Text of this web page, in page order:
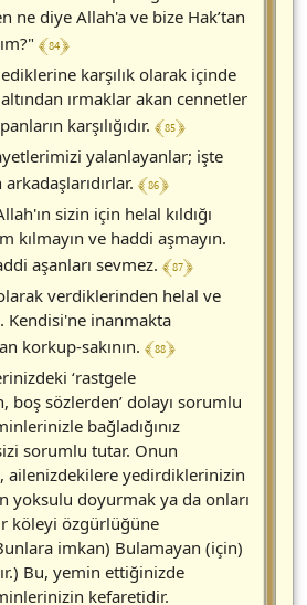
ne diye Allah'a ve bize Hak’tan
﴾ 84 ﴿
karşılık olarak içinde
ırmaklar akan cennetler
karşılığıdır. ﴾ 85 ﴿
yalanlayanlar; işte
﴾ 86 ﴿
sizin için helal kıldığı
kılmayın ve haddi aşmayın.
aşanları sevmez. ﴾ 87 ﴿
olarak verdiklerinden helal ve
Kendisi'ne inanmakta
korkup-sakının. ﴾ 88 ﴿
‘rastgele
boş sözlerden’ dolayı sorumlu
bağladığınız
sorumlu tutar. Onun
ailenizdekilere yedirdiklerinizin
yoksulu doyurmak ya da onları
köleyi özgürlüğüne
imkan) Bulamayan (için)
Bu, yemin ettiğinizde
kefaretidir.